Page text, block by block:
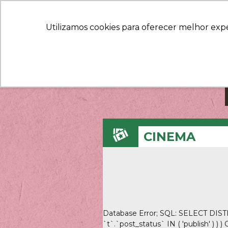
Utilizamos cookies para oferecer melhor
CINEMA
Database Error; SQL: SELECT
`t`.`post_status` IN ( 'publish' ) ) )